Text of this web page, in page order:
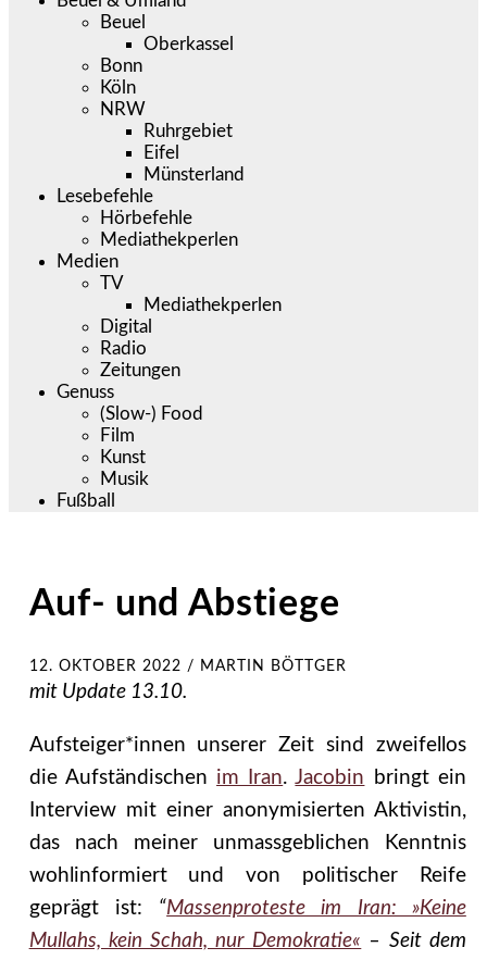
Beuel
Oberkassel
Bonn
Köln
NRW
Ruhrgebiet
Eifel
Münsterland
Lesebefehle
Hörbefehle
Mediathekperlen
Medien
TV
Mediathekperlen
Digital
Radio
Zeitungen
Genuss
(Slow-) Food
Film
Kunst
Musik
Fußball
Auf- und Abstiege
12. OKTOBER 2022 / MARTIN BÖTTGER
mit Update 13.10.
Aufsteiger*innen unserer Zeit sind zweifellos
die Aufständischen im Iran.Jacobin bringt ein
Interview mit einer anonymisierten Aktivistin,
das nach meiner unmassgeblichen Kenntnis
wohlinformiert und von politischer Reife
geprägt ist: “Massenproteste im Iran: »Keine
Mullahs, kein Schah, nur Demokratie« – Seit dem